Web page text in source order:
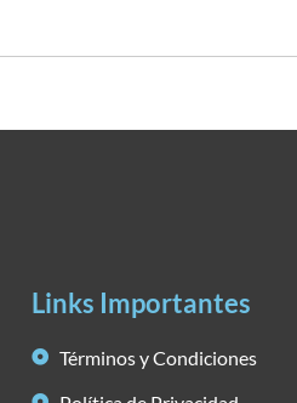
Links Importantes
Términos y Condiciones